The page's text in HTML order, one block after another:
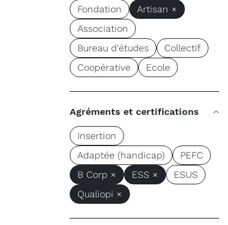
Fondation
Artisan ×
Association
Bureau d'études
Collectif
Coopérative
Ecole
Agréments et certifications
Insertion
Adaptée (handicap)
PEFC
B Corp ×
ESS ×
ESUS
Qualiopi ×